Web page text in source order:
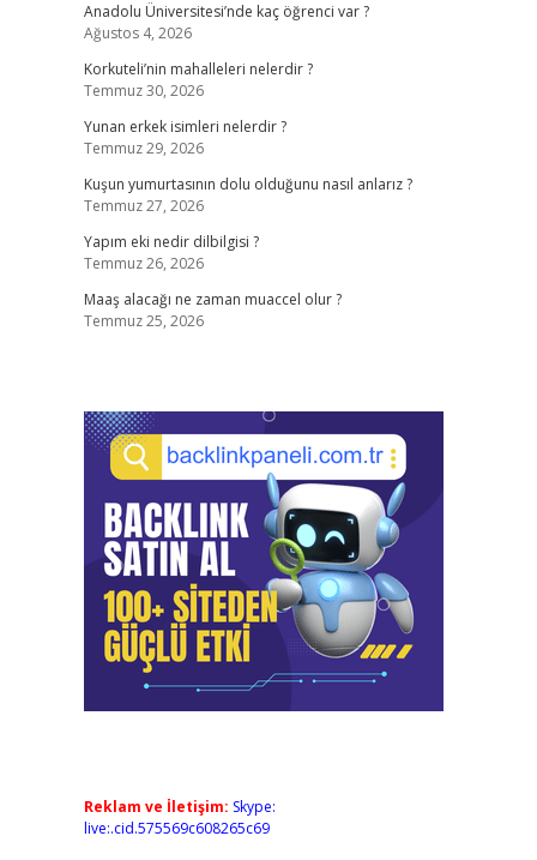
Anadolu Üniversitesi’nde kaç öğrenci var ?
Ağustos 4, 2026
Korkuteli’nin mahalleleri nelerdir ?
Temmuz 30, 2026
Yunan erkek isimleri nelerdir ?
Temmuz 29, 2026
Kuşun yumurtasının dolu olduğunu nasıl anlarız ?
Temmuz 27, 2026
Yapım eki nedir dilbilgisi ?
Temmuz 26, 2026
Maaş alacağı ne zaman muaccel olur ?
Temmuz 25, 2026
Reklam ve İletişim: Skype:
live:.cid.575569c608265c69